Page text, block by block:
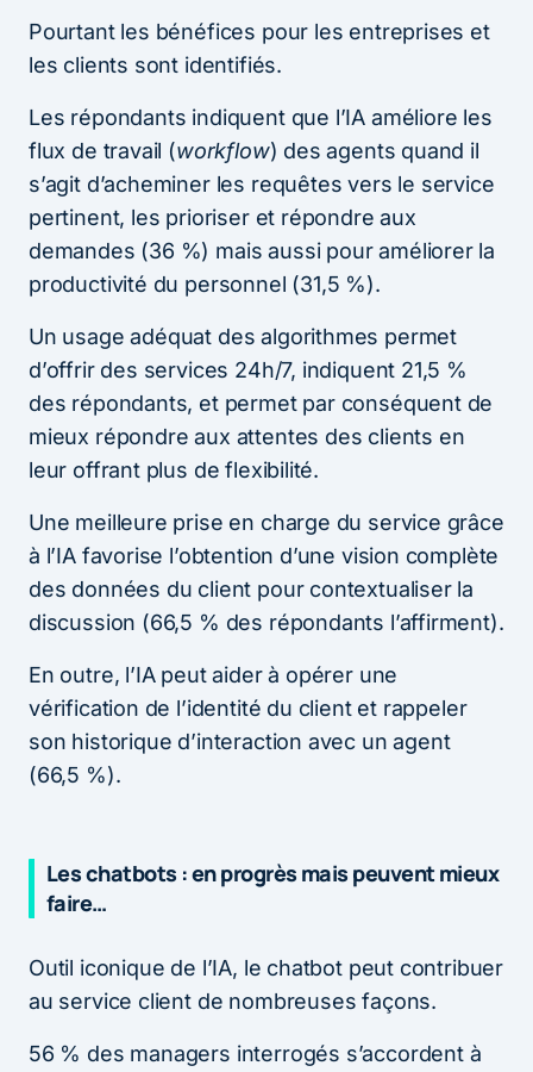
Pourtant les bénéfices pour les entreprises et
les clients sont identifiés.
Les répondants indiquent que l’IA améliore les
flux de travail (workflow) des agents quand il
s’agit d’acheminer les requêtes vers le service
pertinent, les prioriser et répondre aux
demandes (36 %) mais aussi pour améliorer la
productivité du personnel (31,5 %).
Un usage adéquat des algorithmes permet
d’offrir des services 24h/7, indiquent 21,5 %
des répondants, et permet par conséquent de
mieux répondre aux attentes des clients en
leur offrant plus de flexibilité.
Une meilleure prise en charge du service grâce
à l’IA favorise l’obtention d’une vision complète
des données du client pour contextualiser la
discussion (66,5 % des répondants l’affirment).
En outre, l’IA peut aider à opérer une
vérification de l’identité du client et rappeler
son historique d’interaction avec un agent
(66,5 %).
Les chatbots : en progrès mais peuvent mieux
faire…
Outil iconique de l’IA, le chatbot peut contribuer
au service client de nombreuses façons.
56 % des managers interrogés s’accordent à